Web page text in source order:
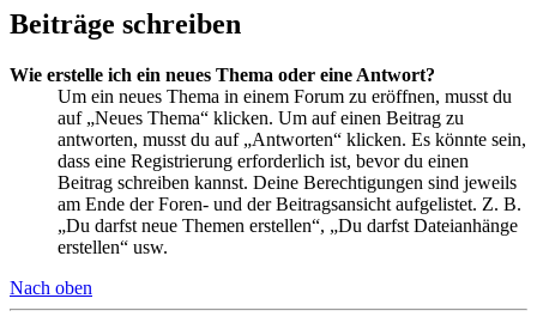
Beiträge schreiben
Wie erstelle ich ein neues Thema oder eine Antwort?
Um ein neues Thema in einem Forum zu eröffnen, musst du
auf „Neues Thema“ klicken. Um auf einen Beitrag zu
antworten, musst du auf „Antworten“ klicken. Es könnte sein,
dass eine Registrierung erforderlich ist, bevor du einen
Beitrag schreiben kannst. Deine Berechtigungen sind jeweils
am Ende der Foren- und der Beitragsansicht aufgelistet. Z. B.
„Du darfst neue Themen erstellen“, „Du darfst Dateianhänge
erstellen“ usw.
Nach oben